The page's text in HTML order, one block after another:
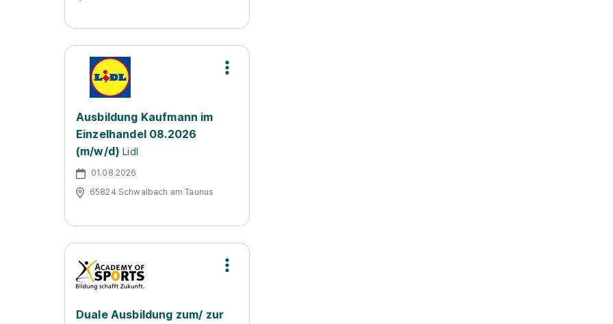
Ausbildung Kaufmann im
Einzelhandel 08.2026
(m/w/d) Lidl
01.08.2026
65824 Schwalbach am Taunus
Duale Ausbildung zum/ zur